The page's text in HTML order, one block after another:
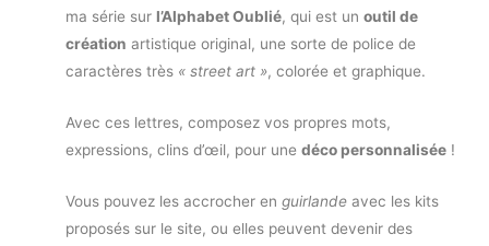
ma série sur l’Alphabet Oublié, qui est un outil de
création artistique original, une sorte de police de
caractères très « street art », colorée et graphique.
Avec ces lettres, composez vos propres mots,
expressions, clins d’œil, pour une déco personnalisée !
Vous pouvez les accrocher en guirlande avec les kits
proposés sur le site, ou elles peuvent devenir des